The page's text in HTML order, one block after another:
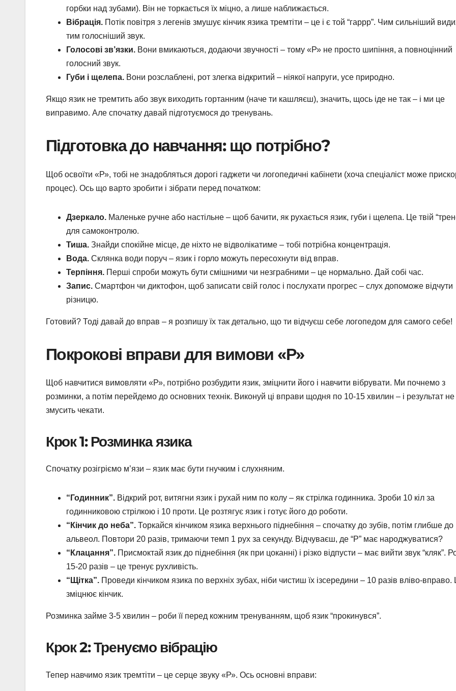
горбки над зубами). Він не торкається їх міцно, а лише наближається.
Вібрація. Потік повітря з легенів змушує кінчик язика тремтіти – це і є той “гаррр”. Чим сильніший
тим голосніший звук.
Голосові зв’язки. Вони вмикаються, додаючи звучності – тому «Р» не просто шипіння, а повноцінний
голосний звук.
Губи і щелепа. Вони розслаблені, рот злегка відкритий – ніякої напруги, усе природно.
Якщо язик не тремтить або звук виходить гортанним (наче ти кашляєш), значить, щось іде не так – і ми це
виправимо. Але спочатку давай підготуємося до тренувань.
Підготовка до навчання: що потрібно?
Щоб освоїти «Р», тобі не знадобляться дорогі гаджети чи логопедичні кабінети (хоча спеціаліст може
процес). Ось що варто зробити і зібрати перед початком:
Дзеркало. Маленьке ручне або настільне – щоб бачити, як рухається язик, губи і щелепа. Це твій
для самоконтролю.
Тиша. Знайди спокійне місце, де ніхто не відволікатиме – тобі потрібна концентрація.
Вода. Склянка води поруч – язик і горло можуть пересохнути від вправ.
Терпіння. Перші спроби можуть бути смішними чи незграбними – це нормально. Дай собі час.
Запис. Смартфон чи диктофон, щоб записати свій голос і послухати прогрес – слух допоможе відчути
різницю.
Готовий? Тоді давай до вправ – я розпишу їх так детально, що ти відчуєш себе логопедом для самого себе!
Покрокові вправи для вимови «Р»
Щоб навчитися вимовляти «Р», потрібно розбудити язик, зміцнити його і навчити вібрувати. Ми почнемо з
розминки, а потім перейдемо до основних технік. Виконуй ці вправи щодня по 10-15 хвилин – і результат не
змусить чекати.
Крок 1: Розминка язика
Спочатку розігріємо м’язи – язик має бути гнучким і слухняним.
“Годинник”. Відкрий рот, витягни язик і рухай ним по колу – як стрілка годинника. Зроби 10 кіл за
годинниковою стрілкою і 10 проти. Це розтягує язик і готує його до роботи.
“Кінчик до неба”. Торкайся кінчиком язика верхнього піднебіння – спочатку до зубів, потім глибше до
альвеол. Повтори 20 разів, тримаючи темп 1 рух за секунду. Відчуваєш, де “Р” має народжуватися?
“Клацання”. Присмоктай язик до піднебіння (як при цоканні) і різко відпусти – має вийти звук “кляк”.
15-20 разів – це тренує рухливість.
“Щітка”. Проведи кінчиком язика по верхніх зубах, ніби чистиш їх ізсередини – 10 разів вліво-вправо.
зміцнює кінчик.
Розминка займе 3-5 хвилин – роби її перед кожним тренуванням, щоб язик “прокинувся”.
Крок 2: Тренуємо вібрацію
Тепер навчимо язик тремтіти – це серце звуку «Р». Ось основні вправи: